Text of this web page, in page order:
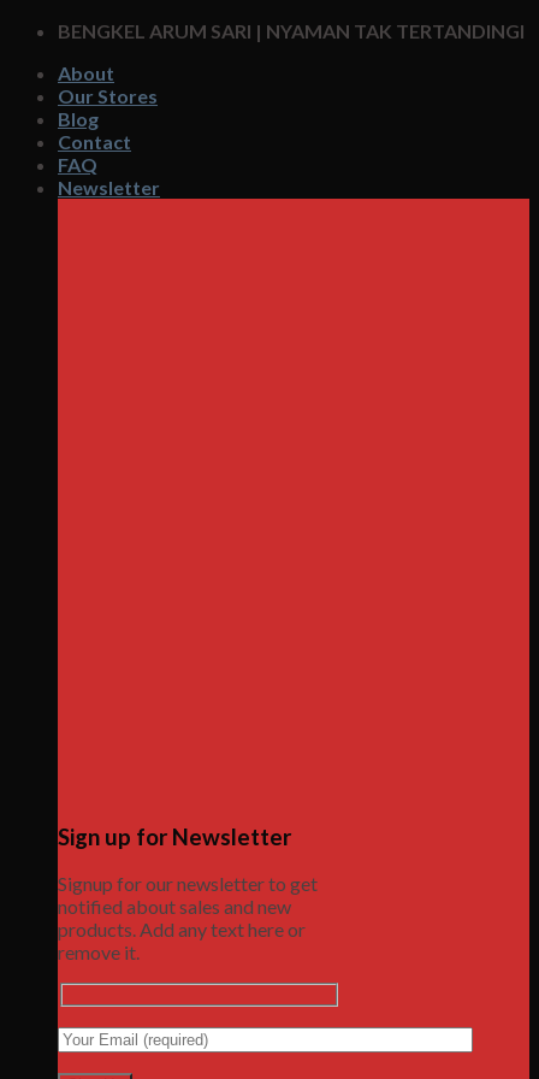
Skip
content
BENGKEL ARUM SARI | NYAMAN TAK TERTANDINGI
About
Our Stores
Blog
Contact
FAQ
Newsletter
Sign up for Newsletter
Signup for our newsletter to get
notified about sales and new
products. Add any text here or
remove it.